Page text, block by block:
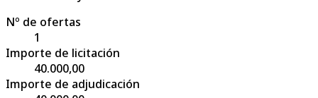
Nº de ofertas
1
Importe de licitación
40.000,00
Importe de adjudicación